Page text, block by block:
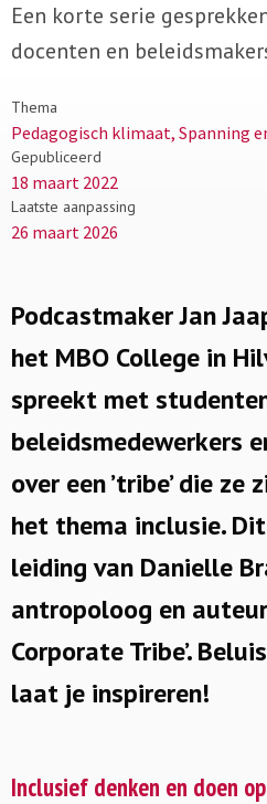
Een korte serie
docenten en
Thema
Pedagogisch klimaat, Spanning
Gepubliceerd
18 maart 2022
Laatste aanpassing
26 maart 2026
Podcastmaker Jan
het MBO College in
spreekt met
beleidsmedewerkers
over een ’tribe’ die
het thema inclusie.
leiding van Danielle
antropoloog en
Corporate Tribe’.
laat je inspireren!
Inclusief denken en doen